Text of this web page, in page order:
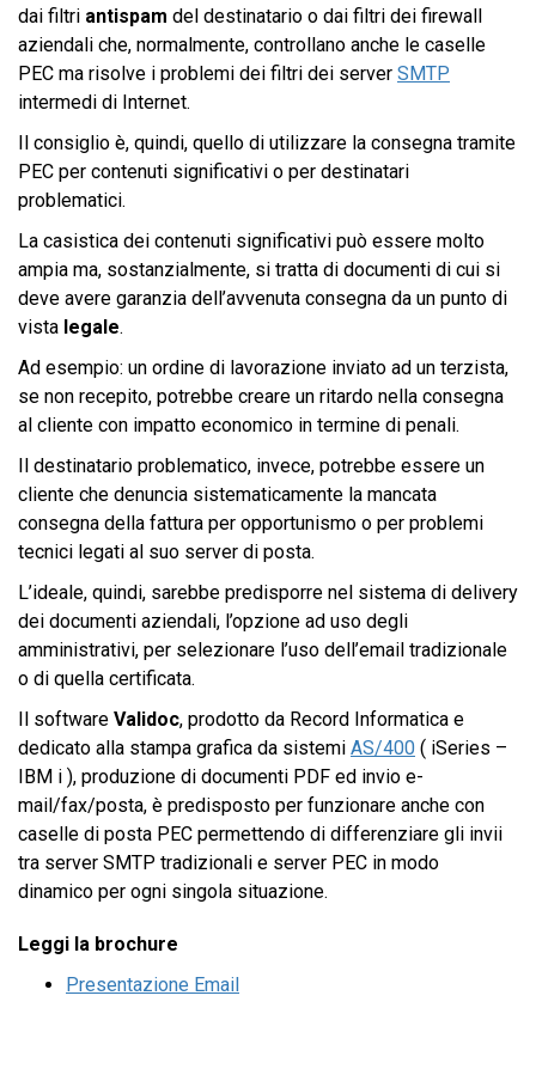
dai filtri antispam del destinatario o dai filtri dei firewall
aziendali che, normalmente, controllano anche le caselle
PEC ma risolve i problemi dei filtri dei server SMTP
intermedi di Internet.
Il consiglio è, quindi, quello di utilizzare la consegna tramite
PEC per contenuti significativi o per destinatari
problematici.
La casistica dei contenuti significativi può essere molto
ampia ma, sostanzialmente, si tratta di documenti di cui si
deve avere garanzia dell’avvenuta consegna da un punto di
vista legale.
Ad esempio: un ordine di lavorazione inviato ad un terzista,
se non recepito, potrebbe creare un ritardo nella consegna
al cliente con impatto economico in termine di penali.
Il destinatario problematico, invece, potrebbe essere un
cliente che denuncia sistematicamente la mancata
consegna della fattura per opportunismo o per problemi
tecnici legati al suo server di posta.
L’ideale, quindi, sarebbe predisporre nel sistema di delivery
dei documenti aziendali, l’opzione ad uso degli
amministrativi, per selezionare l’uso dell’email tradizionale
o di quella certificata.
Il software Validoc, prodotto da Record Informatica e
dedicato alla stampa grafica da sistemi AS/400 ( iSeries –
IBM i ), produzione di documenti PDF ed invio e-
mail/fax/posta, è predisposto per funzionare anche con
caselle di posta PEC permettendo di differenziare gli invii
tra server SMTP tradizionali e server PEC in modo
dinamico per ogni singola situazione.
Leggi la brochure
Presentazione Email